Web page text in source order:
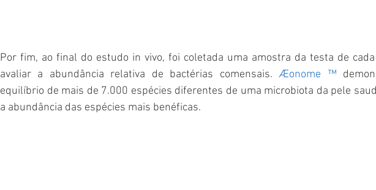
Por fim, ao final do estudo in vivo, foi coletada uma amostra da testa de
avaliar a abundância relativa de bactérias comensais. Æonome ™
equilíbrio de mais de 7.000 espécies diferentes de uma microbiota da pele
a abundância das espécies mais benéficas.